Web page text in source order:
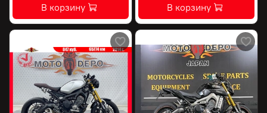
В корзину В корзину